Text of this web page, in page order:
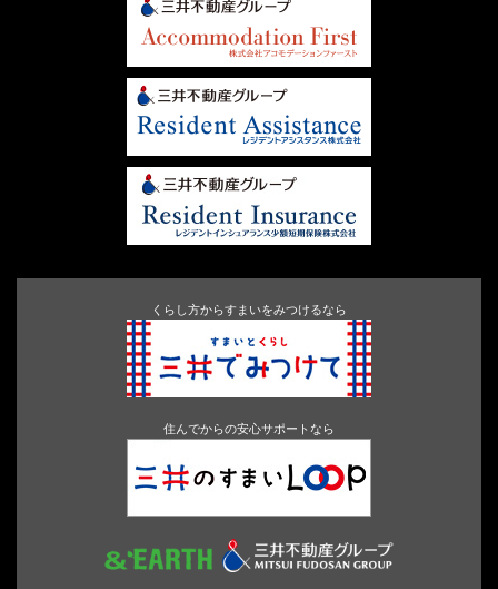
くらし方からすまいをみつけるなら
住んでからの安心サポートなら